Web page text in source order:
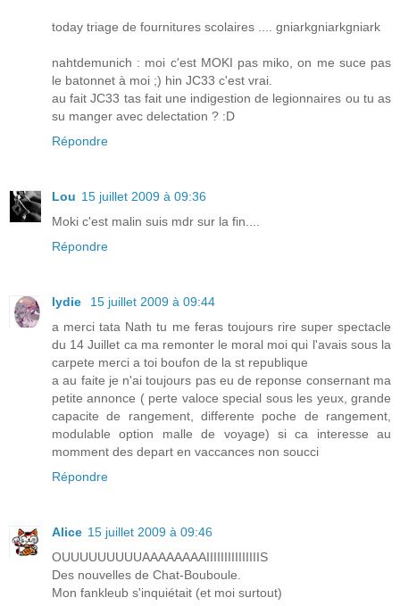
today triage de fournitures scolaires .... gniarkgniarkgniark
nahtdemunich : moi c'est MOKI pas miko, on me suce pas
le batonnet à moi ;) hin JC33 c'est vrai.
au fait JC33 tas fait une indigestion de legionnaires ou tu as
su manger avec delectation ? :D
Répondre
Lou 15 juillet 2009 à 09:36
Moki c'est malin suis mdr sur la fin....
Répondre
lydie
15 juillet 2009 à 09:44
a merci tata Nath tu me feras toujours rire super spectacle
du 14 Juillet ca ma remonter le moral moi qui l'avais sous la
carpete merci a toi boufon de la st republique
a au faite je n'ai toujours pas eu de reponse consernant ma
petite annonce ( perte valoce special sous les yeux, grande
capacite de rangement, differente poche de rangement,
modulable option malle de voyage) si ca interesse au
momment des depart en vaccances non soucci
Répondre
Alice 15 juillet 2009 à 09:46
OUUUUUUUUUAAAAAAAAIIIIIIIIIIIIIIIS
Des nouvelles de Chat-Bouboule.
Mon fankleub s'inquiétait (et moi surtout)